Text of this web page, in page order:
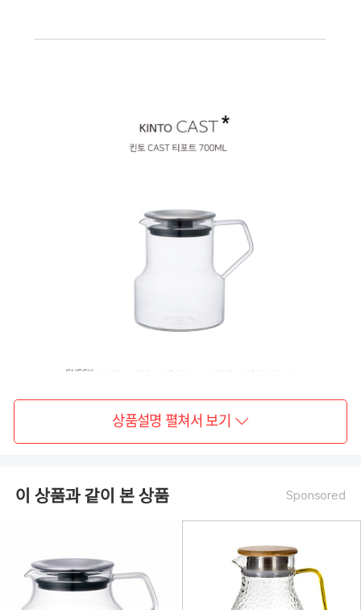
상품설명 펼쳐서 보기
이 상품과 같이 본 상품 Sponsored